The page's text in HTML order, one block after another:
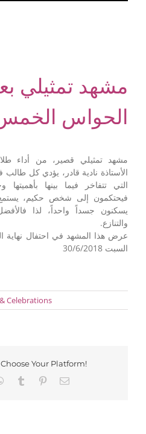
مشهد تمثيلي
الحواس
مشهد تمثيلي قصير، من أداء
الأستاذة نادية قادر، يؤدي كل
التي تتفاخر فيما بينها بأهميتها
فيحتكمون إلى شخص حكيم، يستمع
يسكنون جسداً واحداً، لذا
والتنازع.
السبت 30/6/2018
Celebrations
Your Platform!
WhatsApp
Tumblr PinterestEmail